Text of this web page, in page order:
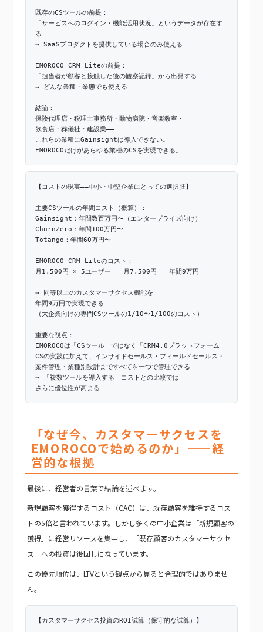
既存のCSツールの前提：
「サービスへのログイン・機能活用状況」というデータが存在す
る
→ SaaSプロダクトを提供している場合のみ使える
EMOROCO CRM Liteの前提：
「担当者が顧客と接触した後の観察記録」から出発する
→ どんな業種・業態でも使える
結論：
保険代理店・税理士事務所・動物病院・音楽教室・
飲食店・葬儀社・建設業——
これらの業種にGainsightは導入できない。
EMOROCOだけがあらゆる業種のCSを実現できる。
【コストの現実——中小・中堅企業にとっての選択肢】
主要CSツールの年間コスト（概算）：
Gainsight：年間数百万円〜（エンタープライズ向け）
ChurnZero：年間100万円〜
Totango：年間60万円〜
EMOROCO CRM Liteのコスト：
月1,500円 × 5ユーザー = 月7,500円 = 年間9万円
→ 同等以上のカスタマーサクセス機能を
年間9万円で実現できる
（大企業向けの専門CSツールの1/10〜1/100のコスト）
重要な視点：
EMOROCOは「CSツール」ではなく「CRM4.0プラットフォーム」
CSの実践に加えて、インサイドセールス・フィールドセールス・
案件管理・業種別設計まですべてを一つで管理できる
→ 「複数ツールを導入する」コストとの比較では
さらに優位性が高まる
「なぜ今、カスタマーサクセスを
EMOROCOで始めるのか」——経
営的な根拠
最後に、経営者の言葉で結論を述べます。
新規顧客を獲得するコスト（CAC）は、既存顧客を維持するコス
トの5倍と言われています。しかし多くの中小企業は「新規顧客の
獲得」に経営リソースを集中し、「既存顧客のカスタマーサクセ
ス」への投資は後回しになっています。
この優先順位は、LTVという観点から見ると合理的ではありませ
ん。
【カスタマーサクセス投資のROI試算（保守的な試算）】